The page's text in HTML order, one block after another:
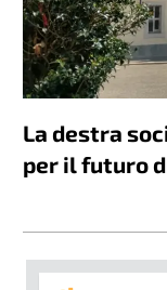
La destra
per il futuro